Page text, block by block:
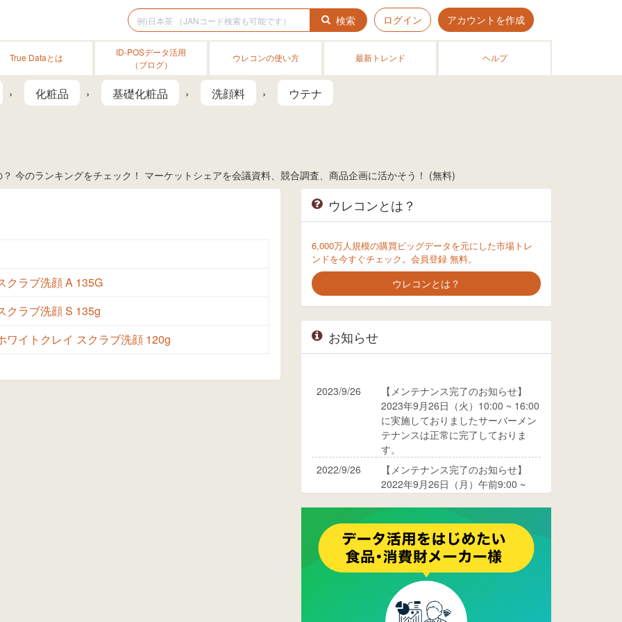
検索 ログイン アカウントを作成
True Dataとは
ID-POSデータ活用
（ブログ）
ウレコンの使い方 最新トレンド ヘルプ
化粧品 基礎化粧品 洗顔料 ウテナ
今のランキングをチェック！ マーケットシェアを会議資料、競合調査、商品企画に活かそう！ (無料)
クラブ洗顔 A 135G
クラブ洗顔 S 135g
ワイトクレイ スクラブ洗顔 120g
ウレコンとは？
6,000万人規模の購買ビッグデータを元にした市場トレ
ンドを今すぐチェック。会員登録 無料。
ウレコンとは？
お知らせ
2023/9/26
【メンテナンス完了のお知らせ】
2023年9月26日（火）10:00 ~ 16:00
に実施しておりましたサーバーメン
テナンスは正常に完了しておりま
す。
2022/9/26
【メンテナンス完了のお知らせ】
2022年9月26日（月）午前9:00 ~
ります。
2017/05/17
ウレコンでブログ掲載が始まりまし
た。ぜひご覧ください。
ウレコンのサイト機能を大幅バージ
ョンアップ。詳細はこちら。⇒
ページへ